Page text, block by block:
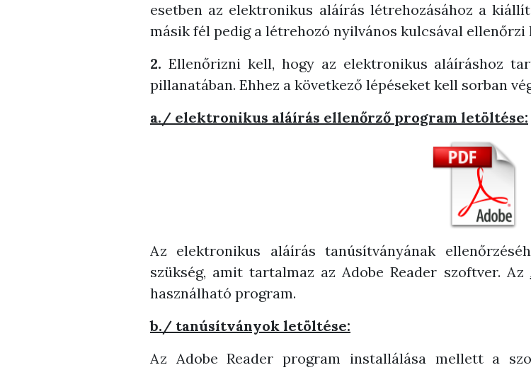
esetben az elektronikus aláírás létrehozásához a
másik fél pedig a létrehozó nyilvános kulcsával
2. Ellenőrizni kell, hogy az elektronikus aláíráshoz
pillanatában. Ehhez a következő lépéseket kell sorban
a./ elektronikus aláírás ellenőrző program letöltése:
Az elektronikus aláírás tanúsítványának
szükség, amit tartalmaz az Adobe Reader szoftver. Az
használható program.
b./ tanúsítványok letöltése:
Az Adobe Reader program installálása mellett a